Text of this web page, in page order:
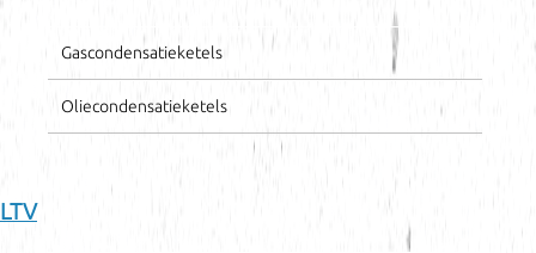
Gascondensatieketels
Oliecondensatieketels
LTV